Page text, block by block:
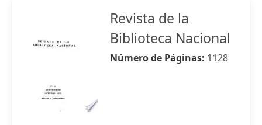
Revista de la
Biblioteca Nacional
Número de Páginas: 1128